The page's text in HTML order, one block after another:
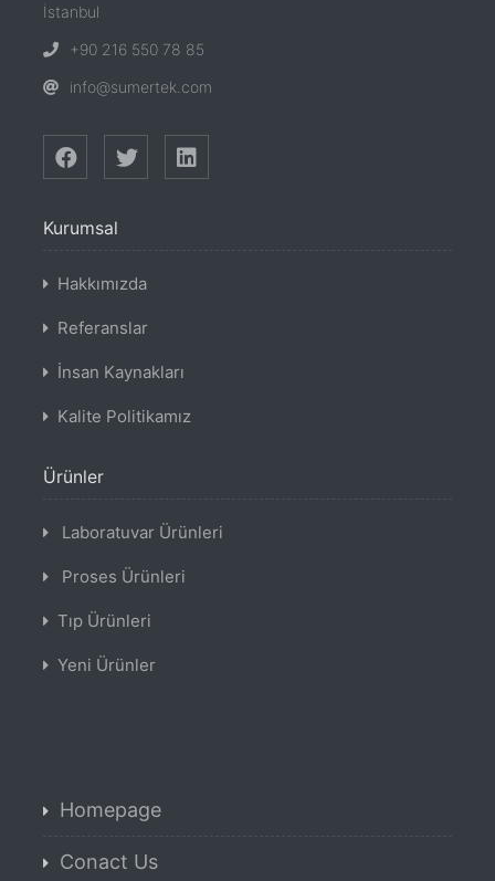
İstanbul
+90 216 550 78 85
info@sumertek.com
Kurumsal
Hakkımızda
Referanslar
İnsan Kaynakları
Kalite Politikamız
Ürünler
Laboratuvar Ürünleri
Proses Ürünleri
Tıp Ürünleri
Yeni Ürünler
Homepage
Conact Us